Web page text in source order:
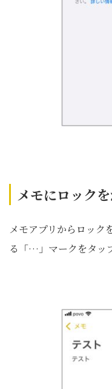
メモにロック
メモアプリからロック
る「…」マークをタッ